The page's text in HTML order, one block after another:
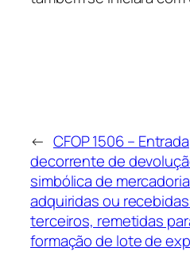
← CFOP 1506 – Entrada
decorrente de
simbólica de
adquiridas ou
terceiros, remetidas
formação de lote de